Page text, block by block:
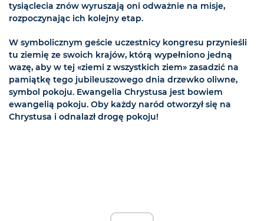
tysiąclecia znów wyruszają oni odważnie na misje,
rozpoczynając ich kolejny etap.
W symbolicznym geście uczestnicy kongresu przynieśli
tu ziemię ze swoich krajów, którą wypełniono jedną
wazę, aby w tej «ziemi z wszystkich ziem» zasadzić na
pamiątkę tego jubileuszowego dnia drzewko oliwne,
symbol pokoju. Ewangelia Chrystusa jest bowiem
ewangelią pokoju. Oby każdy naród otworzył się na
Chrystusa i odnalazł drogę pokoju!